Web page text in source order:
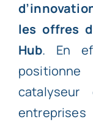
les offres
Hub. En